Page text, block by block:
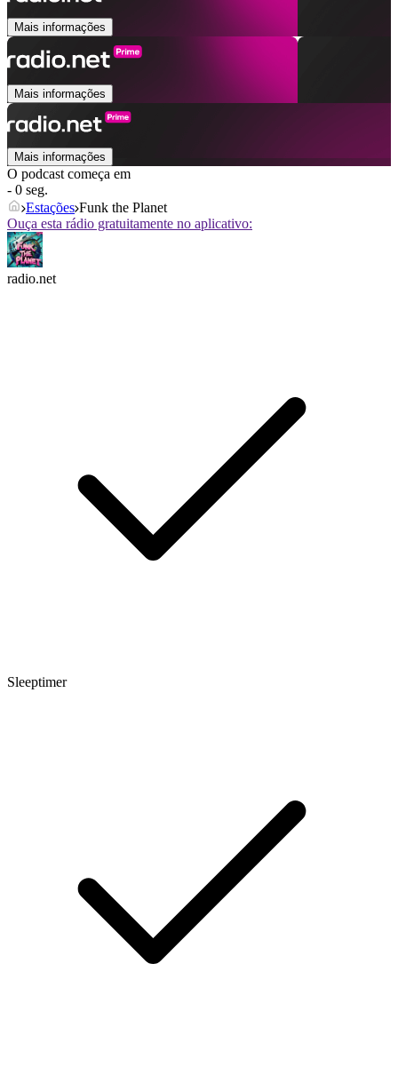
Mais informações
Mais informações
Mais informações
O podcast começa em
- 0 seg.
Estações Funk the Planet
Ouça esta rádio gratuitamente no aplicativo:
radio.net
Sleeptimer